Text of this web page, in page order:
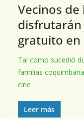
Vecinos de
disfrutarán
gratuito
Tal como sucedió
familias
cine
Leer más